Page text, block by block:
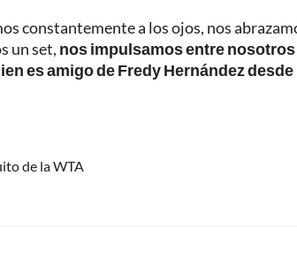
constantemente a los ojos, nos
un set, nos impulsamos entre
es amigo de Fredy Hernández desde
de la WTA